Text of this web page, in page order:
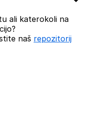
ali katerokoli na
naš repozitorij